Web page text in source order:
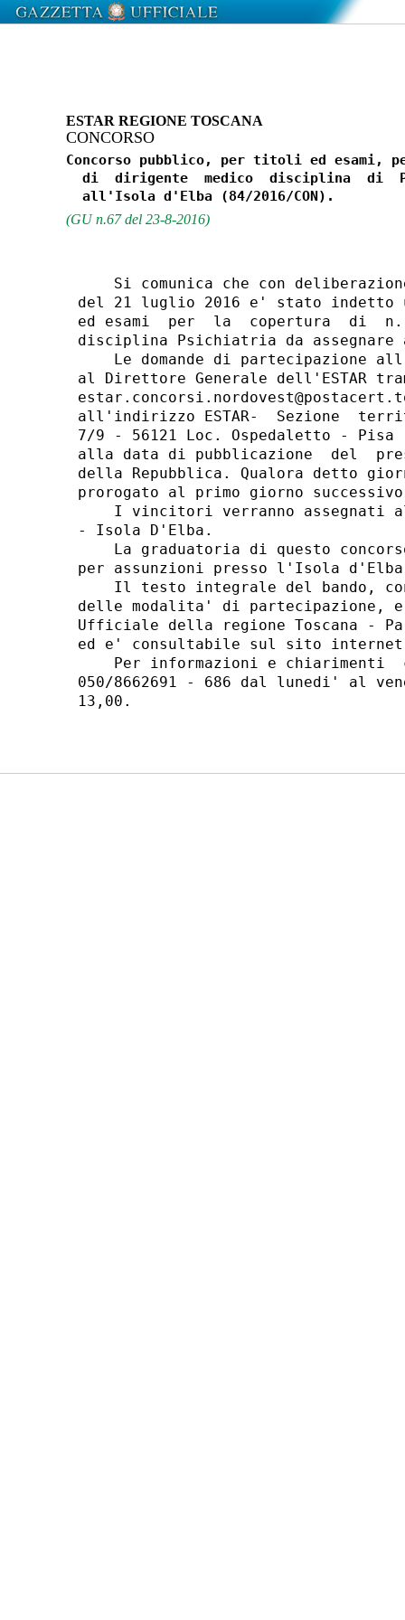
ESTAR REGIONE TOSCANA
CONCORSO
Concorso pubblico, per titoli ed esami,
di  dirigente  medico  disciplina  di
(GU n.67 del 23-8-2016)
Si comunica che con
del 21 luglio 2016 e' stato
ed esami  per  la  copertura  di
disciplina Psichiatria da
Le domande di partecipazione
al Direttore Generale dell'ESTAR
all'indirizzo ESTAR-  Sezione
7/9 - 56121 Loc. Ospedaletto -
alla data di pubblicazione  del
della Repubblica. Qualora detto
prorogato al primo giorno
I vincitori verranno assegnati
- Isola D'Elba.
La graduatoria di questo
per assunzioni presso l'Isola
Il testo integrale del bando,
delle modalita' di partecipazione,
Ufficiale della regione Toscana -
ed e' consultabile sul sito internet
Per informazioni e chiarimenti
050/8662691 - 686 dal lunedi' al
13,00.